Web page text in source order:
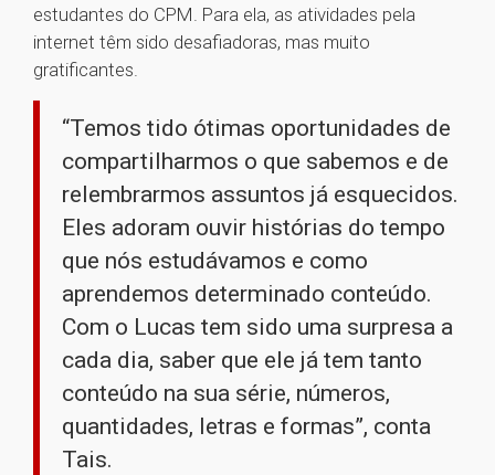
estudantes do CPM. Para ela, as atividades pela
internet têm sido desafiadoras, mas muito
gratificantes.
“Temos tido ótimas oportunidades de
compartilharmos o que sabemos e de
relembrarmos assuntos já esquecidos.
Eles adoram ouvir histórias do tempo
que nós estudávamos e como
aprendemos determinado conteúdo.
Com o Lucas tem sido uma surpresa a
cada dia, saber que ele já tem tanto
conteúdo na sua série, números,
quantidades, letras e formas”, conta
Tais.